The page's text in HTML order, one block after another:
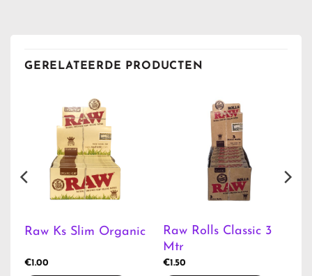
GERELATEERDE PRODUCTEN
Raw Ks Slim Organic
€1.00
Raw Rolls Classic 3
Mtr
€1.50